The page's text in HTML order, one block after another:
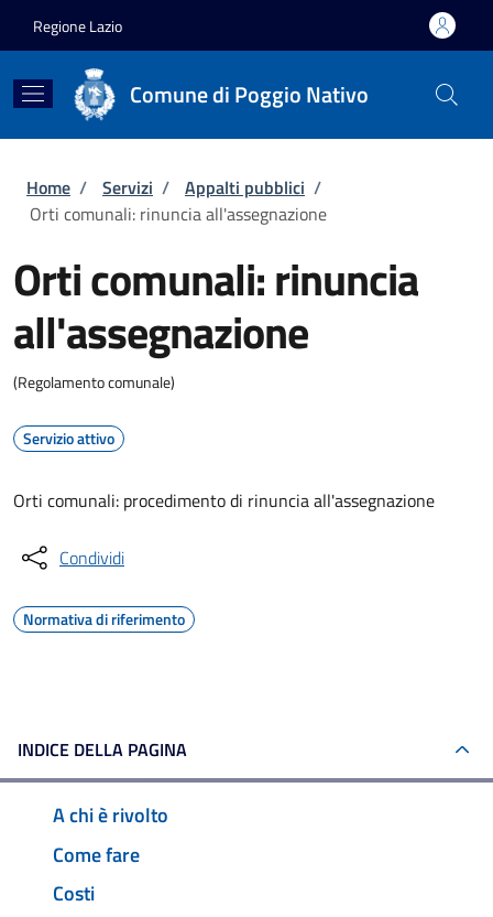
Regione Lazio
Comune di Poggio Nativo
Briciole di pane
Home / Servizi / Appalti pubblici /
Orti comunali: rinuncia all'assegnazione
Orti comunali: rinuncia
all'assegnazione
(Regolamento comunale)
Servizio attivo
Orti comunali: procedimento di rinuncia all'assegnazione
Condividi
Normativa di riferimento
INDICE DELLA PAGINA
A chi è rivolto
Come fare
Costi